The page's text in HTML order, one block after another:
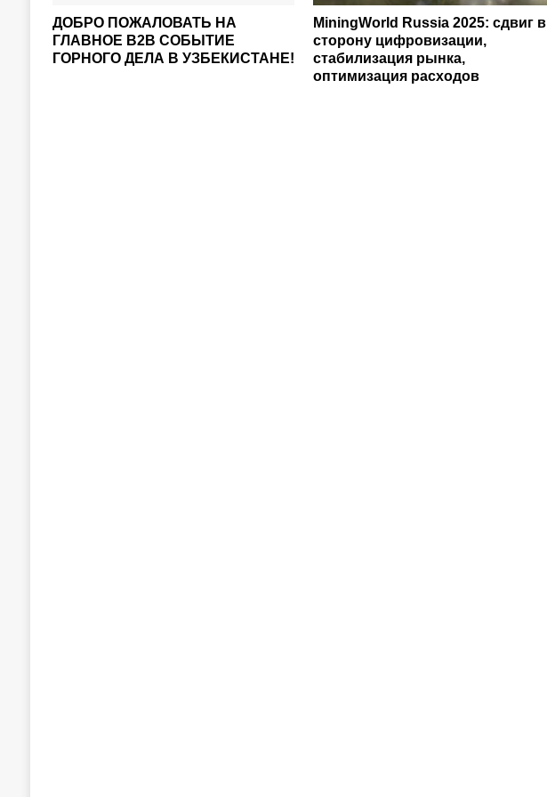
ДОБРО ПОЖАЛОВАТЬ НА
ГЛАВНОЕ B2B СОБЫТИЕ
ГОРНОГО ДЕЛА В УЗБЕКИСТАНЕ!
MiningWorld Russia 2025: сдвиг в
сторону цифровизации,
стабилизация рынка,
оптимизация расходов